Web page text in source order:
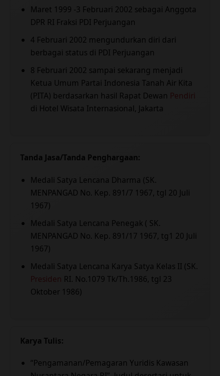
Maret 1999 -3 Februari 2002 sebagai Anggota
DPR RI Fraksi PDI Perjuangan
4 Februari 2002 mengundurkan diri dari
berbagai status di PDI Perjuangan
8 Februari 2002 sampai sekarang menjadi
Ketua Umum Partai Indonesia Tanah Air Kita
(PITA) berdasarkan hasil Rapat Dewan Pendiri
di Hotel Wisata Internasional, Jakarta
Tanda Jasa/Tanda Penghargaan:
Medali Satya Lencana Dharma (SK.
MENPANGAD No. Kep. 891/7 1967, tgl 20 Juli
1967)
Medali Satya Lencana Penegak ( SK.
MENPANGAD No. Kep. 891/17 1967, tg1 20 Juli
1967)
Medali Satya Lencana Karya Satya Kelas II (SK.
Presiden RI. No.1079 Tk/Th.1986, tgl 23
Oktober 1986)
Karya Tulis:
“Pengamanan/Pemagaran Yuridis Kawasan